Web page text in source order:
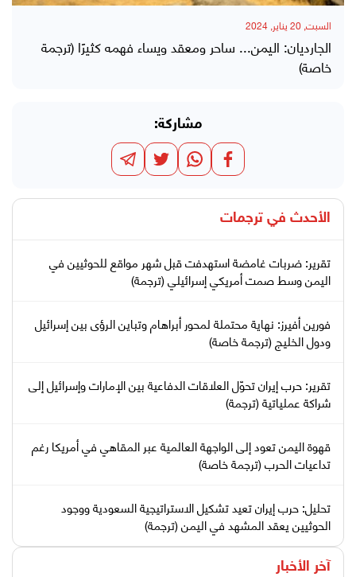
السبت, 20 يناير, 2024
الجارديان: اليمن... ساحر ومعقد ويساء فهمه كثيرًا (ترجمة
خاصة)
مشاركة:
الأحدث في ترجمات
تقرير: ضربات غامضة استهدفت قبل شهر مواقع للحوثيين في
اليمن وسط صمت أمريكي إسرائيلي (ترجمة)
فورين أفيرز: نهاية محتملة لمحور أبراهام وتباين الرؤى بين إسرائيل
ودول الخليج (ترجمة خاصة)
تقرير: حرب إيران تحوّل العلاقات الدفاعية بين الإمارات وإسرائيل إلى
شراكة عملياتية (ترجمة)
قهوة اليمن تعود إلى الواجهة العالمية عبر المقاهي في أمريكا رغم
تداعيات الحرب (ترجمة خاصة)
تحليل: حرب إيران تعيد تشكيل الاستراتيجية السعودية ووجود
الحوثيين يعقد المشهد في اليمن (ترجمة)
آخر الأخبار